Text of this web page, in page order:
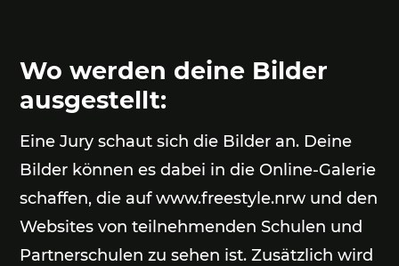
Wo werden deine Bilder
ausgestellt:
Eine Jury schaut sich die Bilder an. Deine
Bilder können es dabei in die Online-Galerie
schaffen, die auf www.freestyle.nrw und den
Websites von teilnehmenden Schulen und
Partnerschulen zu sehen ist. Zusätzlich wird